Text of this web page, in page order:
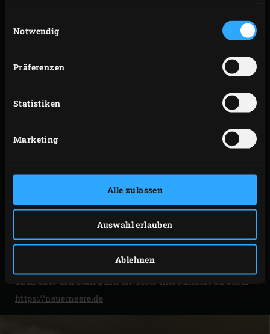
Notwendig
Präferenzen
Statistiken
Marketing
Alle zulassen
Auswahl erlauben
Ablehnen
Beste Qualität
des Tierwohls
Transparente Herkunft
Ohne Antibiotika oder andere
Wenn sich das für dich gut anhört, dann solltest du die
Garnele unbedingt näher kennenlernen.
Neben deinem Interesse an den Frischeerzeugnis freuen
sich die 4 Gründer – Tarek, Max, Ludwig und Philipp
auch über den Dialog mit dir. Meer Infos findest du unter
https://neuemeere.de